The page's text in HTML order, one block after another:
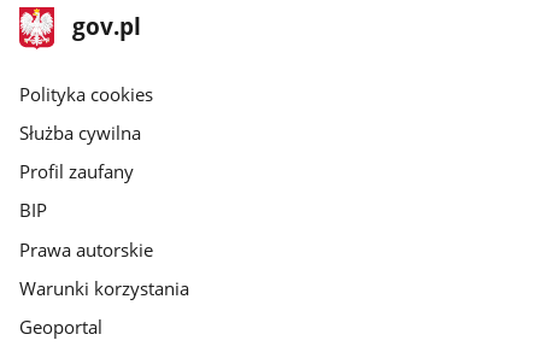
stopka
gov.pl
Strona
gov.pl
gov.pl
Polityka cookies
Służba cywilna
Profil zaufany
BIP
Prawa autorskie
Warunki korzystania
Geoportal